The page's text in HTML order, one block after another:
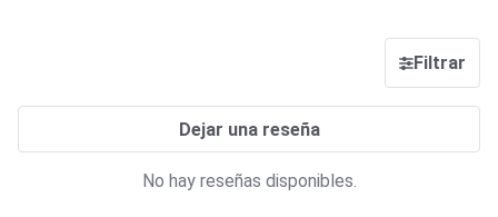
Filtrar
Dejar una reseña
No hay reseñas disponibles.